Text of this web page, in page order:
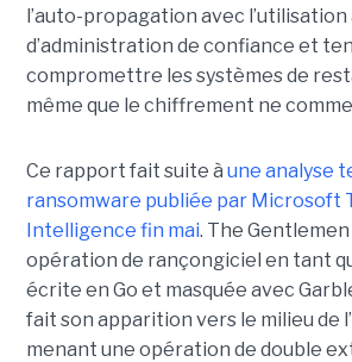
l’auto-propagation avec l’utilisation
d’administration de confiance et
compromettre les systèmes de
même que le chiffrement ne
Ce rapport fait suite à une analyse
ransomware publiée par Microsoft
Intelligence fin mai. The
opération de rançongiciel en tant
écrite en Go et masquée avec
fait son apparition vers le milieu de
menant une opération de double